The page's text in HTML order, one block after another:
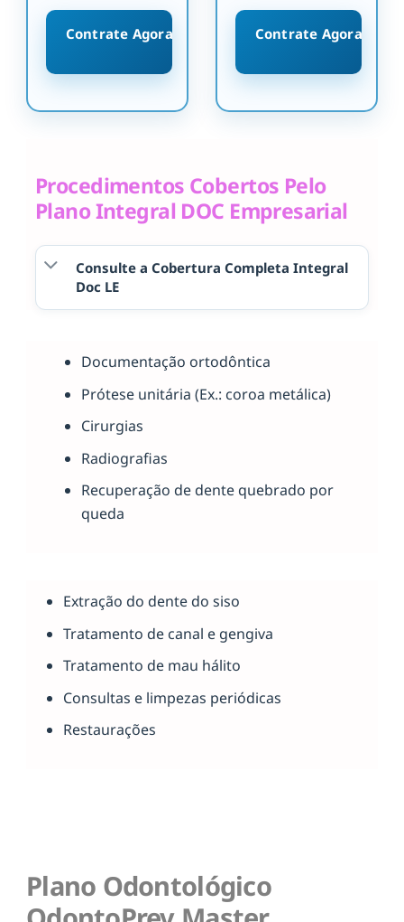
Contrate Agora Contrate Agora
Procedimentos Cobertos Pelo
Plano Integral DOC Empresarial
Consulte a Cobertura Completa Integral
Doc LE
Documentação ortodôntica
Prótese unitária (Ex.: coroa metálica)
Cirurgias
Radiografias
Recuperação de dente quebrado por
queda
Extração do dente do siso
Tratamento de canal e gengiva
Tratamento de mau hálito
Consultas e limpezas periódicas
Restaurações
Plano Odontológico